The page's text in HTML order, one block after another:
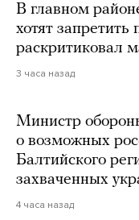
В главном
хотят
раскритиковал
3 часа назад
Министр
о возможных
Балтийского
захваченных
4 часа назад